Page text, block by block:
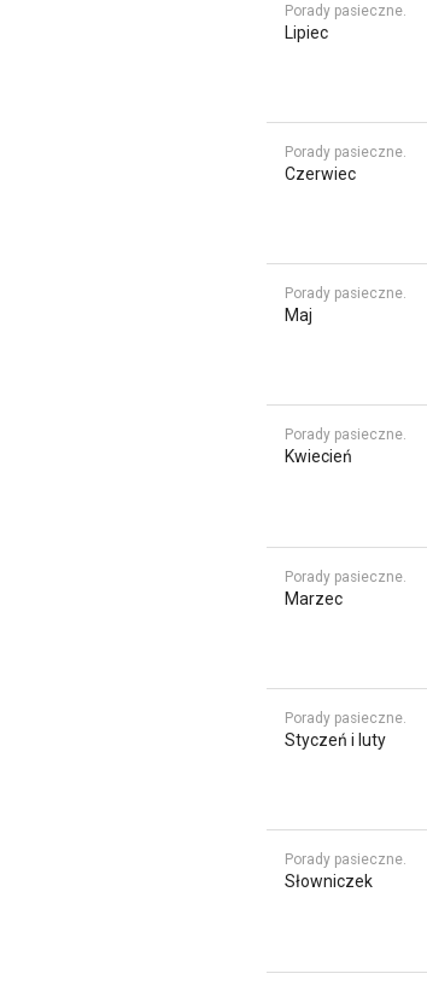
Porady pasieczne.
Lipiec
Porady pasieczne.
Czerwiec
Porady pasieczne.
Maj
Porady pasieczne.
Kwiecień
Porady pasieczne.
Marzec
Porady pasieczne.
Styczeń i luty
Porady pasieczne.
Słowniczek